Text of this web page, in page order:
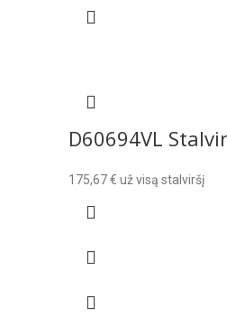
D60694VL
175,67€ už visą stalviršį